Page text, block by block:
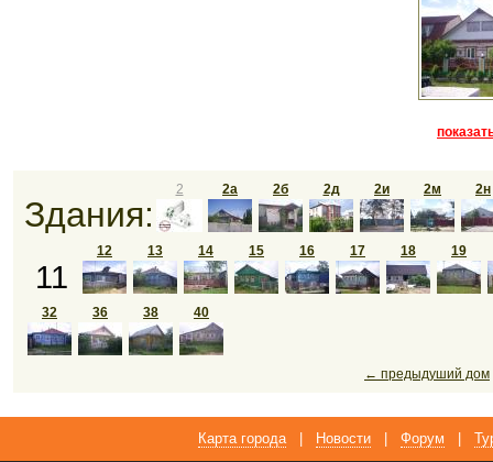
Здания:
2 2а 2б 2д 2и 2м 2н
11
12 13 14 15 16 17 18 19
32 36 38 40
← предыдуший дом
Карта города Новости Форум